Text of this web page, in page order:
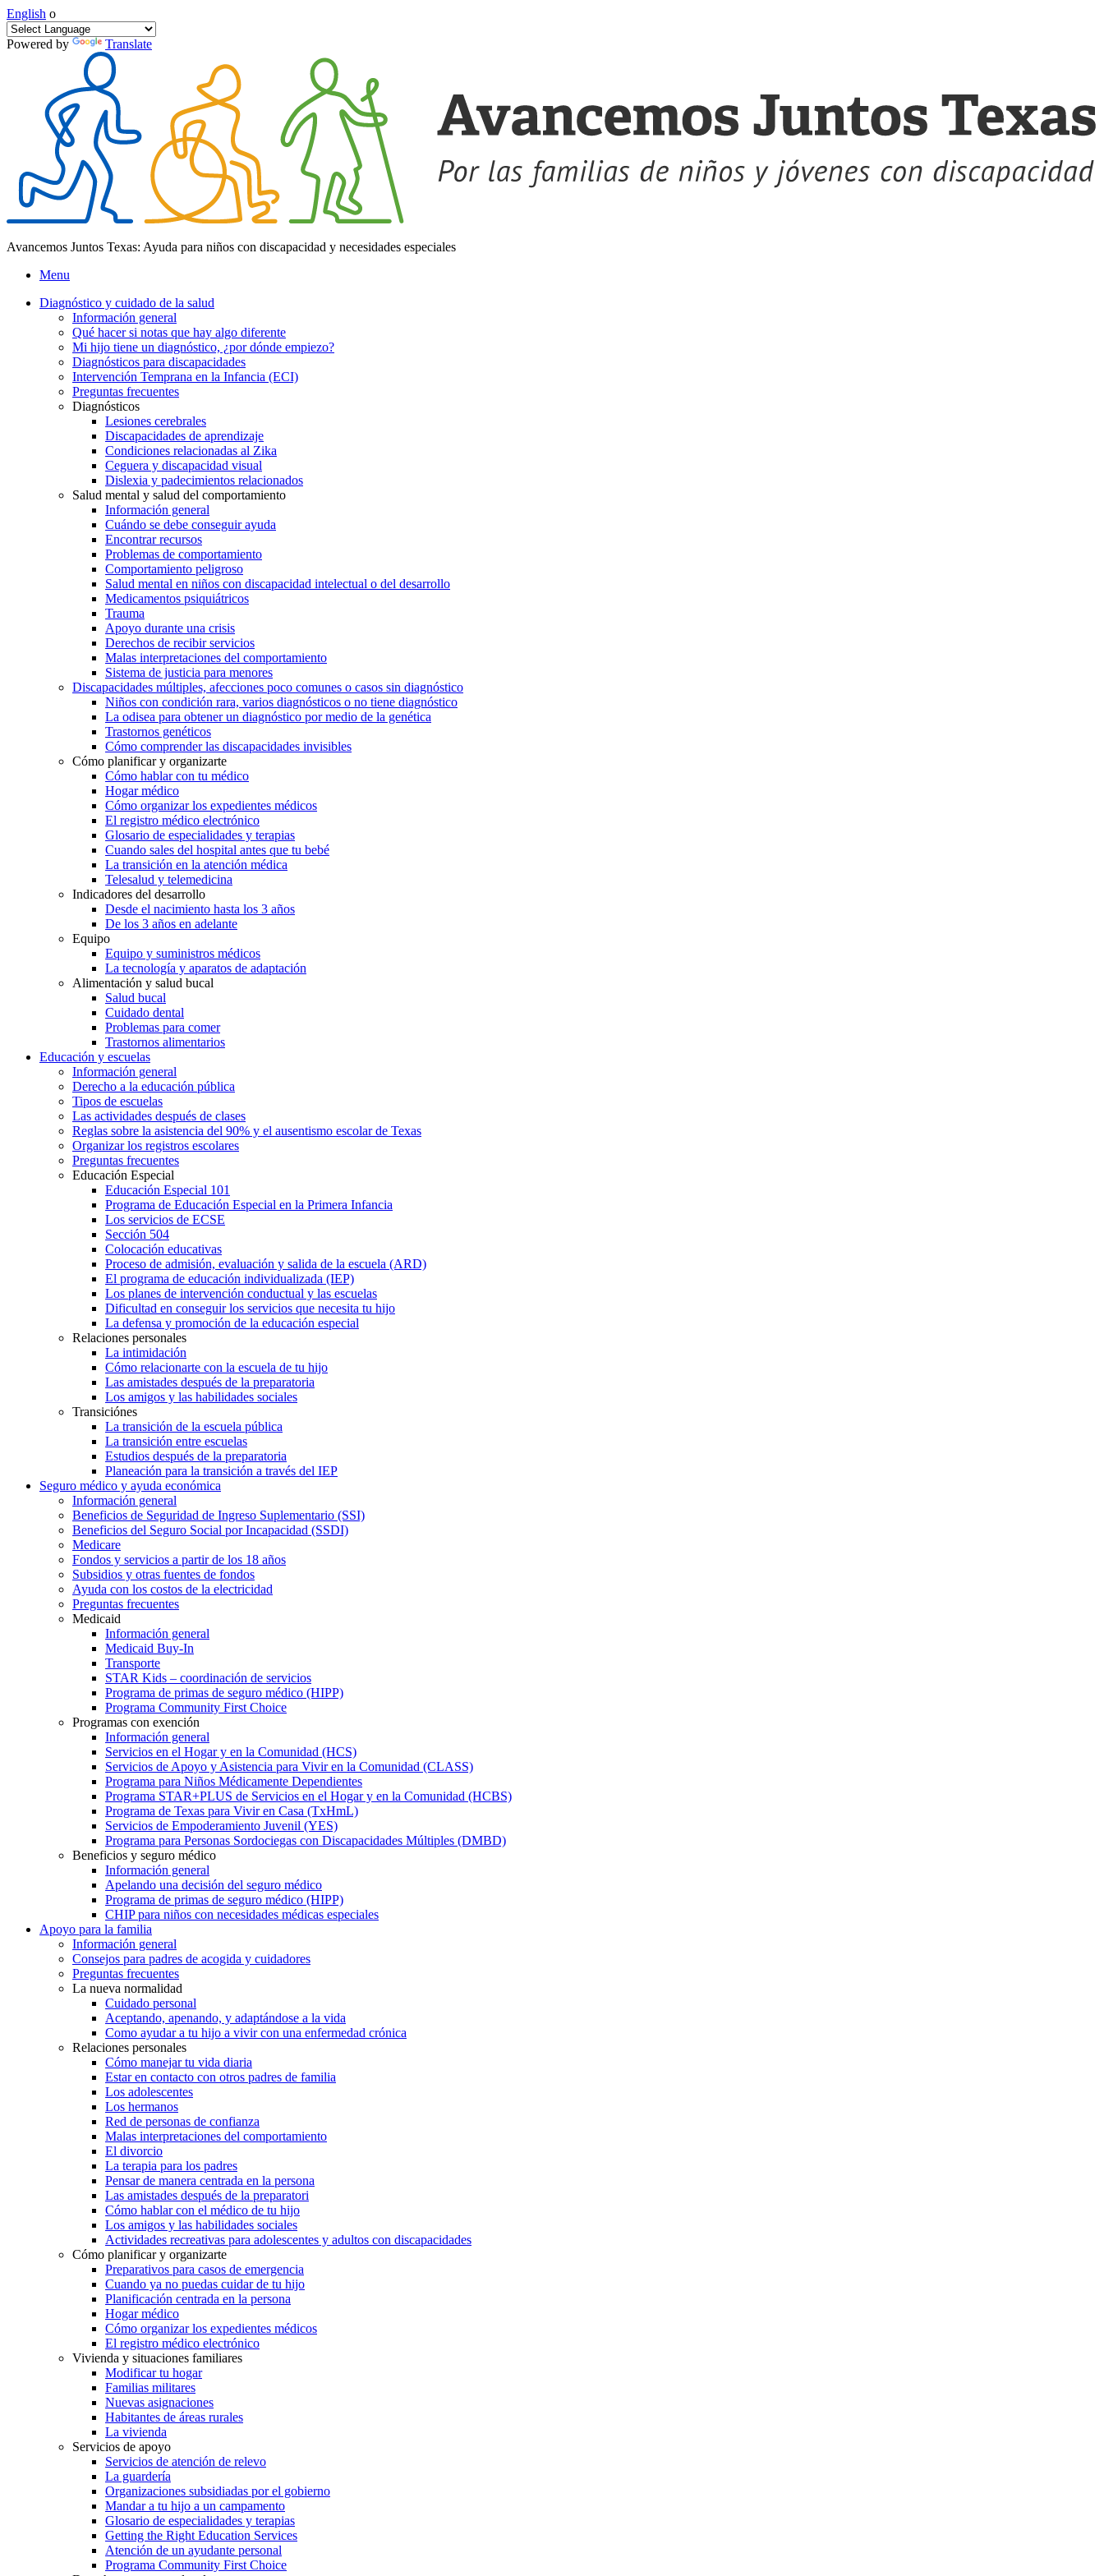
English o
Powered by Translate
Avancemos Juntos Texas: Ayuda para niños con discapacidad y necesidades especiales
Menu
Diagnóstico y cuidado de la salud
Información general
Qué hacer si notas que hay algo diferente
Mi hijo tiene un diagnóstico, ¿por dónde empiezo?
Diagnósticos para discapacidades
Intervención Temprana en la Infancia (ECI)
Preguntas frecuentes
Diagnósticos
Lesiones cerebrales
Discapacidades de aprendizaje
Condiciones relacionadas al Zika
Ceguera y discapacidad visual
Dislexia y padecimientos relacionados
Salud mental y salud del comportamiento
Información general
Cuándo se debe conseguir ayuda
Encontrar recursos
Problemas de comportamiento
Comportamiento peligroso
Salud mental en niños con discapacidad intelectual o del desarrollo
Medicamentos psiquiátricos
Trauma
Apoyo durante una crisis
Derechos de recibir servicios
Malas interpretaciones del comportamiento
Sistema de justicia para menores
Discapacidades múltiples, afecciones poco comunes o casos sin diagnóstico
Niños con condición rara, varios diagnósticos o no tiene diagnóstico
La odisea para obtener un diagnóstico por medio de la genética
Trastornos genéticos
Cómo comprender las discapacidades invisibles
Cómo planificar y organizarte
Cómo hablar con tu médico
Hogar médico
Cómo organizar los expedientes médicos
El registro médico electrónico
Glosario de especialidades y terapias
Cuando sales del hospital antes que tu bebé
La transición en la atención médica
Telesalud y telemedicina
Indicadores del desarrollo
Desde el nacimiento hasta los 3 años
De los 3 años en adelante
Equipo
Equipo y suministros médicos
La tecnología y aparatos de adaptación
Alimentación y salud bucal
Salud bucal
Cuidado dental
Problemas para comer
Trastornos alimentarios
Educación y escuelas
Información general
Derecho a la educación pública
Tipos de escuelas
Las actividades después de clases
Reglas sobre la asistencia del 90% y el ausentismo escolar de Texas
Organizar los registros escolares
Preguntas frecuentes
Educación Especial
Educación Especial 101
Programa de Educación Especial en la Primera Infancia
Los servicios de ECSE
Sección 504
Colocación educativas
Proceso de admisión, evaluación y salida de la escuela (ARD)
El programa de educación individualizada (IEP)
Los planes de intervención conductual y las escuelas
Dificultad en conseguir los servicios que necesita tu hijo
La defensa y promoción de la educación especial
Relaciones personales
La intimidación
Cómo relacionarte con la escuela de tu hijo
Las amistades después de la preparatoria
Los amigos y las habilidades sociales
Transiciónes
La transición de la escuela pública
La transición entre escuelas
Estudios después de la preparatoria
Planeación para la transición a través del IEP
Seguro médico y ayuda económica
Información general
Beneficios de Seguridad de Ingreso Suplementario (SSI)
Beneficios del Seguro Social por Incapacidad (SSDI)
Medicare
Fondos y servicios a partir de los 18 años
Subsidios y otras fuentes de fondos
Ayuda con los costos de la electricidad
Preguntas frecuentes
Medicaid
Información general
Medicaid Buy-In
Transporte
STAR Kids – coordinación de servicios
Programa de primas de seguro médico (HIPP)
Programa Community First Choice
Programas con exención
Información general
Servicios en el Hogar y en la Comunidad (HCS)
Servicios de Apoyo y Asistencia para Vivir en la Comunidad (CLASS)
Programa para Niños Médicamente Dependientes
Programa STAR+PLUS de Servicios en el Hogar y en la Comunidad (HCBS)
Programa de Texas para Vivir en Casa (TxHmL)
Servicios de Empoderamiento Juvenil (YES)
Programa para Personas Sordociegas con Discapacidades Múltiples (DMBD)
Beneficios y seguro médico
Información general
Apelando una decisión del seguro médico
Programa de primas de seguro médico (HIPP)
CHIP para niños con necesidades médicas especiales
Apoyo para la familia
Información general
Consejos para padres de acogida y cuidadores
Preguntas frecuentes
La nueva normalidad
Cuidado personal
Aceptando, apenando, y adaptándose a la vida
Como ayudar a tu hijo a vivir con una enfermedad crónica
Relaciones personales
Cómo manejar tu vida diaria
Estar en contacto con otros padres de familia
Los adolescentes
Los hermanos
Red de personas de confianza
Malas interpretaciones del comportamiento
El divorcio
La terapia para los padres
Pensar de manera centrada en la persona
Las amistades después de la preparatori
Cómo hablar con el médico de tu hijo
Los amigos y las habilidades sociales
Actividades recreativas para adolescentes y adultos con discapacidades
Cómo planificar y organizarte
Preparativos para casos de emergencia
Cuando ya no puedas cuidar de tu hijo
Planificación centrada en la persona
Hogar médico
Cómo organizar los expedientes médicos
El registro médico electrónico
Vivienda y situaciones familiares
Modificar tu hogar
Familias militares
Nuevas asignaciones
Habitantes de áreas rurales
La vivienda
Servicios de apoyo
Servicios de atención de relevo
La guardería
Organizaciones subsidiadas por el gobierno
Mandar a tu hijo a un campamento
Glosario de especialidades y terapias
Getting the Right Education Services
Atención de un ayudante personal
Programa Community First Choice